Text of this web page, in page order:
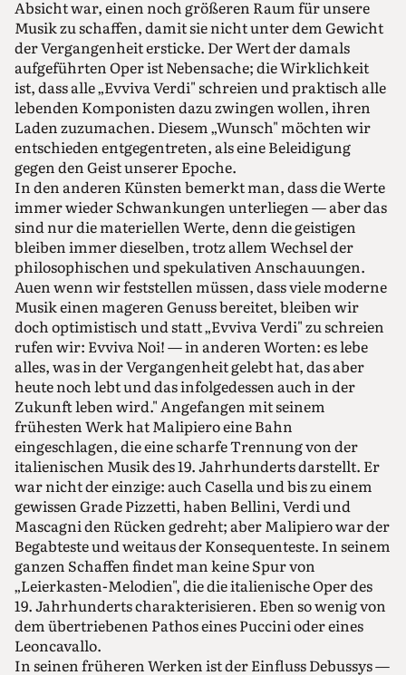
Absicht war, einen noch größeren Raum für unsere
Musik zu schaffen, damit sie nicht unter dem Gewicht
der Vergangenheit ersticke. Der Wert der damals
aufgeführten Oper ist Nebensache; die Wirklichkeit
ist, dass alle „Evviva Verdi" schreien und praktisch alle
lebenden Komponisten dazu zwingen wollen, ihren
Laden zuzumachen. Diesem „Wunsch" möchten wir
entschieden entgegentreten, als eine Beleidigung
gegen den Geist unserer Epoche.
In den anderen Künsten bemerkt man, dass die Werte
immer wieder Schwankungen unterliegen — aber das
sind nur die materiellen Werte, denn die geistigen
bleiben immer dieselben, trotz allem Wechsel der
philosophischen und spekulativen Anschauungen.
Auen wenn wir feststellen müssen, dass viele moderne
Musik einen mageren Genuss bereitet, bleiben wir
doch optimistisch und statt „Evviva Verdi" zu schreien
rufen wir: Evviva Noi! — in anderen Worten: es lebe
alles, was in der Vergangenheit gelebt hat, das aber
heute noch lebt und das infolgedessen auch in der
Zukunft leben wird." Angefangen mit seinem
frühesten Werk hat Malipiero eine Bahn
eingeschlagen, die eine scharfe Trennung von der
italienischen Musik des 19. Jahrhunderts darstellt. Er
war nicht der einzige: auch Casella und bis zu einem
gewissen Grade Pizzetti, haben Bellini, Verdi und
Mascagni den Rücken gedreht; aber Malipiero war der
Begabteste und weitaus der Konsequenteste. In seinem
ganzen Schaffen findet man keine Spur von
„Leierkasten-Melodien", die die italienische Oper des
19. Jahrhunderts charakterisieren. Eben so wenig von
dem übertriebenen Pathos eines Puccini oder eines
Leoncavallo.
In seinen früheren Werken ist der Einfluss Debussys —